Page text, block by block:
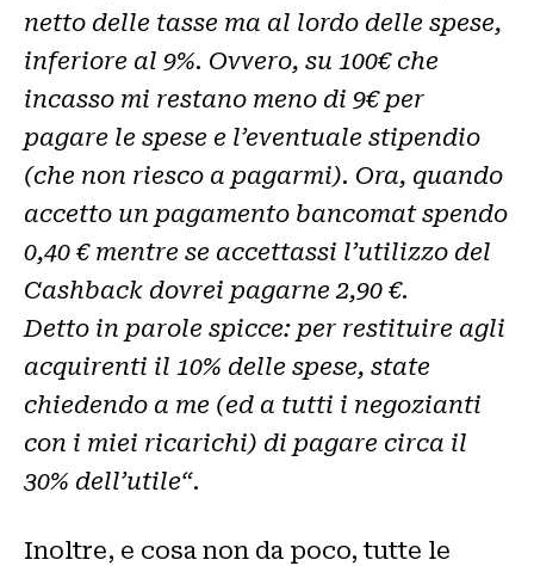
netto delle tasse ma al lordo delle spese,
inferiore al 9%. Ovvero, su 100€ che
incasso mi restano meno di 9€ per
pagare le spese e l’eventuale stipendio
(che non riesco a pagarmi). Ora, quando
accetto un pagamento bancomat spendo
0,40 € mentre se accettassi l’utilizzo del
Cashback dovrei pagarne 2,90 €.
Detto in parole spicce: per restituire agli
acquirenti il 10% delle spese, state
chiedendo a me (ed a tutti i negozianti
con i miei ricarichi) di pagare circa il
30% dell’utile“.
Inoltre, e cosa non da poco, tutte le